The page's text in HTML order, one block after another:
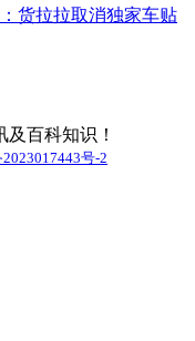
货拉拉取消独家车贴
百科知识！
号-2